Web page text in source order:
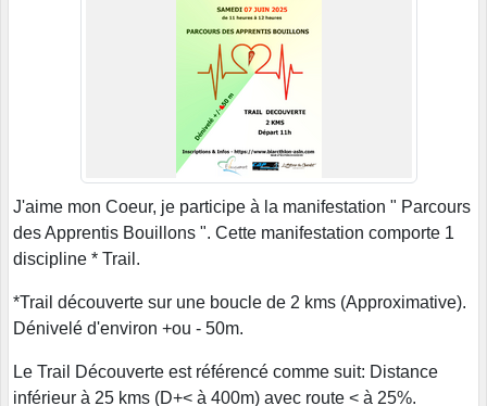
J'aime mon Coeur, je participe à la manifestation " Parcours
des Apprentis Bouillons ". Cette manifestation comporte 1
discipline * Trail.
*Trail découverte sur une boucle de 2 kms (Approximative).
Dénivelé d'environ +ou - 50m.
Le Trail Découverte est référencé comme suit: Distance
inférieur à 25 kms (D+< à 400m) avec route < à 25%.